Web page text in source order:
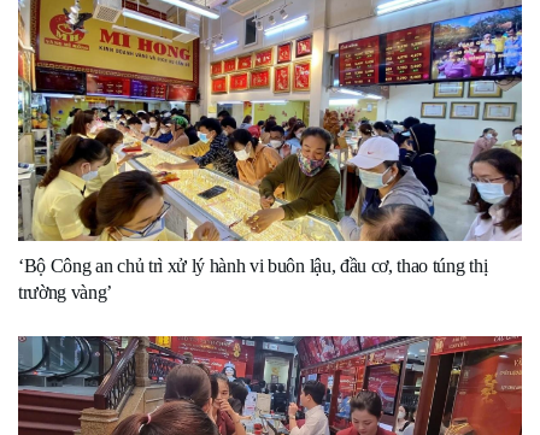
‘Bộ Công an chủ trì xử lý hành vi buôn lậu, đầu cơ, thao túng thị
trường vàng’